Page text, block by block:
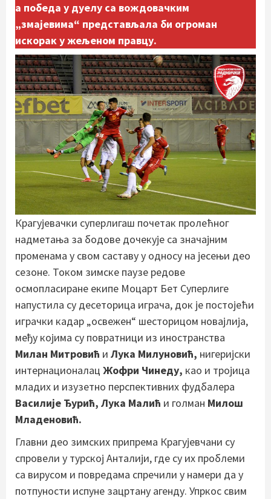
а победа у дуелу са вождовачким
„змајевима“ представљала би огроман
искорак у жељеном правцу.
Крагујевачки суперлигаш почетак пролећног
надметања за бодове дочекује са значајним
променама у свом саставу у односу на јесењи део
сезоне. Током зимске паузе редове
осмопласиране екипе Моцарт Бет Суперлиге
напустила су десеторица играча, док је постојећи
играчки кадар „освежен“ шесторицом новајлија,
међу којима су повратници из иностранства
Милан Митровић и Лука Милуновић, нигеријски
интернационалац Жофри Чинеду, као и тројица
младих и изузетно перспективних фудбалера
Василије Ђурић, Лука Малић и голман Милош
Младеновић.
Главни део зимских припрема Крагујевчани су
спровели у турској Анталији, где су их проблеми
са вирусом и повредама спречили у намери да у
потпуности испуне зацртану агенду. Упркос свим